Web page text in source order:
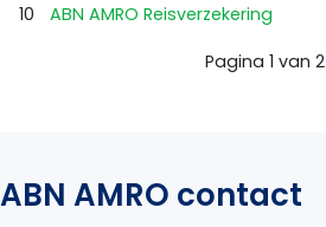
10
ABN AMRO Reisverzekering
Pagina1 van 2
ABN AMRO contact